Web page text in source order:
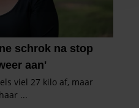
analyseren. Ook delen we
onze site met onze
en analyse. Deze
combineren met andere
of die ze hebben
van hun services. U
als u onze website blijft